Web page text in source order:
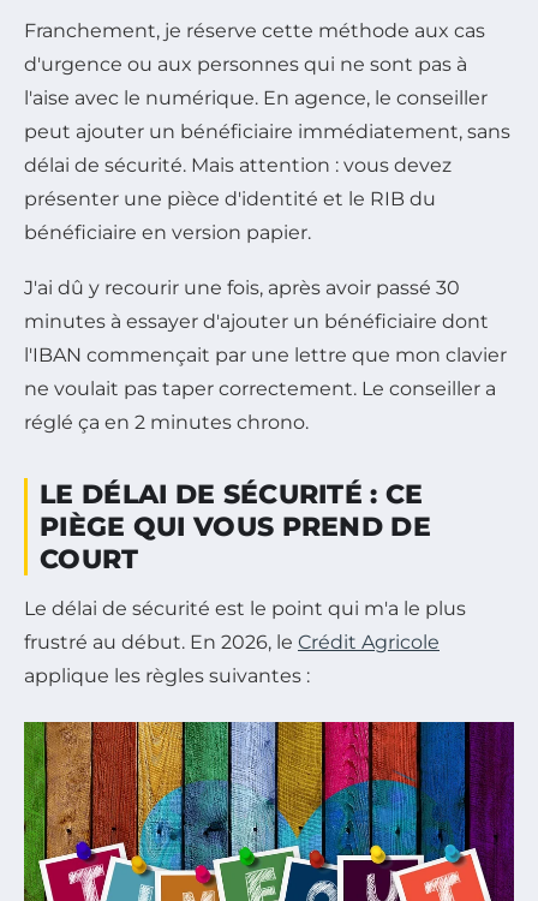
Franchement, je réserve cette méthode aux cas
d'urgence ou aux personnes qui ne sont pas à
l'aise avec le numérique. En agence, le conseiller
peut ajouter un bénéficiaire immédiatement, sans
délai de sécurité. Mais attention : vous devez
présenter une pièce d'identité et le RIB du
bénéficiaire en version papier.
J'ai dû y recourir une fois, après avoir passé 30
minutes à essayer d'ajouter un bénéficiaire dont
l'IBAN commençait par une lettre que mon clavier
ne voulait pas taper correctement. Le conseiller a
réglé ça en 2 minutes chrono.
LE DÉLAI DE SÉCURITÉ : CE
PIÈGE QUI VOUS PREND DE
COURT
Le délai de sécurité est le point qui m'a le plus
frustré au début. En 2026, le Crédit Agricole
applique les règles suivantes :